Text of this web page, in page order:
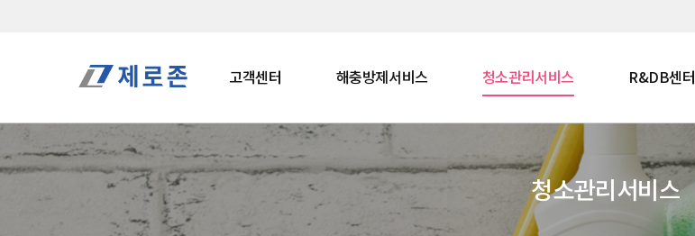
고객센터 해충방제서비스 청소관리서비스 R&DB센터
청소관리서비스